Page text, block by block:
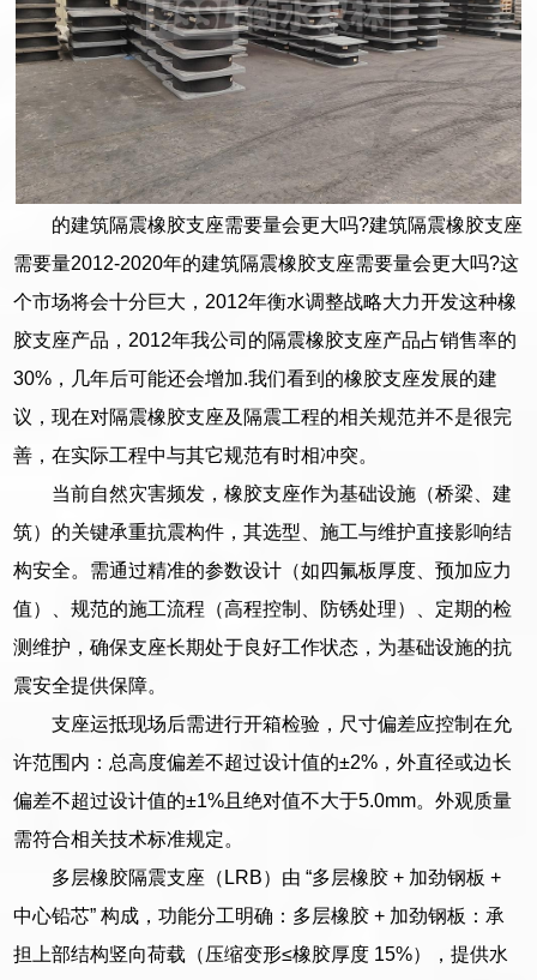
的建筑隔震橡胶支座需要量会更大吗?建筑隔震橡胶支座
需要量2012-2020年的建筑隔震橡胶支座需要量会更大吗?这
个市场将会十分巨大，2012年衡水调整战略大力开发这种橡
胶支座产品，2012年我公司的隔震橡胶支座产品占销售率的
30%，几年后可能还会增加.我们看到的橡胶支座发展的建
议，现在对隔震橡胶支座及隔震工程的相关规范并不是很完
善，在实际工程中与其它规范有时相冲突。
当前自然灾害频发，橡胶支座作为基础设施（桥梁、建
筑）的关键承重抗震构件，其选型、施工与维护直接影响结
构安全。需通过精准的参数设计（如四氟板厚度、预加应力
值）、规范的施工流程（高程控制、防锈处理）、定期的检
测维护，确保支座长期处于良好工作状态，为基础设施的抗
震安全提供保障。
支座运抵现场后需进行开箱检验，尺寸偏差应控制在允
许范围内：总高度偏差不超过设计值的±2%，外直径或边长
偏差不超过设计值的±1%且绝对值不大于5.0mm。外观质量
需符合相关技术标准规定。
多层橡胶隔震支座（LRB）由 “多层橡胶 + 加劲钢板 +
中心铅芯” 构成，功能分工明确：多层橡胶 + 加劲钢板：承
担上部结构竖向荷载（压缩变形≤橡胶厚度 15%），提供水